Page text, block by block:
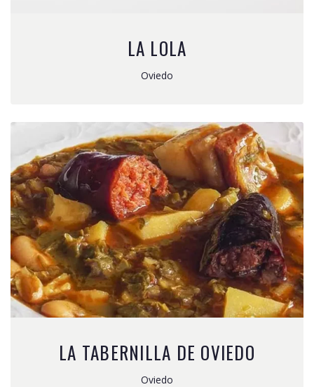
LA LOLA
Oviedo
LA TABERNILLA DE OVIEDO
Oviedo